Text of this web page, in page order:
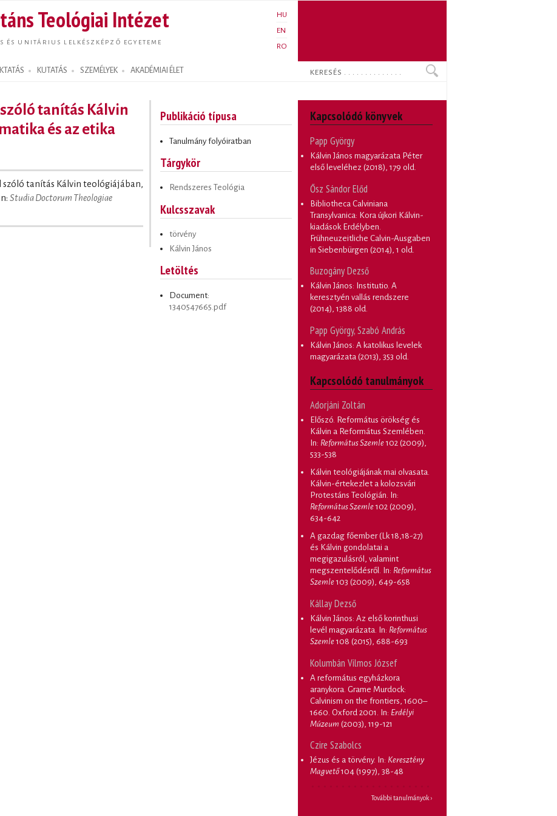
tartalomra
Teológiai Intézet
ÉS UNITÁRIUS LELKÉSZKÉPZŐ EGYETEME
HU
EN
RO
KUTATÁS SZEMÉLYEK AKADÉMIAI ÉLET Keresés
tanítás Kálvin
és az etika
szóló tanítás Kálvin teológiájában,
Studia Doctorum Theologiae
Publikáció típusa
Tanulmány folyóiratban
Tárgykör
Rendszeres Teológia
Kulcsszavak
törvény
Kálvin János
Letöltés
Document:
1340547665.pdf
Kapcsolódó könyvek
Papp György
Kálvin János magyarázata Péter
első leveléhez (2018), 179 old.
Ősz Sándor Előd
Bibliotheca Calviniana
Transylvanica: Kora újkori Kálvin-
kiadások Erdélyben.
Frühneuzeitliche Calvin-Ausgaben
in Siebenbürgen (2014), 1 old.
Buzogány Dezső
Kálvin János: Institutio. A
keresztyén vallás rendszere
(2014), 1388 old.
Papp György, Szabó András
Kálvin János: A katolikus levelek
magyarázata (2013), 353 old.
Kapcsolódó tanulmányok
Adorjáni Zoltán
Előszó. Református örökség és
Kálvin a Református Szemlében.
In: Református Szemle102 (2009),
533-538
Kálvin teológiájának mai olvasata.
Kálvin-értekezlet a kolozsvári
Protestáns Teológián. In:
Református Szemle102 (2009),
634-642
A gazdag főember (Lk 18,18-27)
és Kálvin gondolatai a
megigazulásról, valamint
megszentelődésről . In: Református
Szemle103 (2009), 649-658
Kállay Dezső
Kálvin János: Az első korinthusi
levél magyarázata. In: Református
Szemle108 (2015), 688-693
Kolumbán Vilmos József
A református egyházkora
aranykora. Grame Murdock:
Calvinism on the frontiers, 1600–
1660. Oxford 2001 . In: Erdélyi
Múzeum (2003), 119-121
Czire Szabolcs
Jézus és a törvény. In: Keresztény
Magvető104 (1997), 38-48
További tanulmányok ›